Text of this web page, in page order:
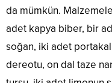
da mümkün.
adet kapya biber, bir
soğan, iki adet
dereotu, on dal taze